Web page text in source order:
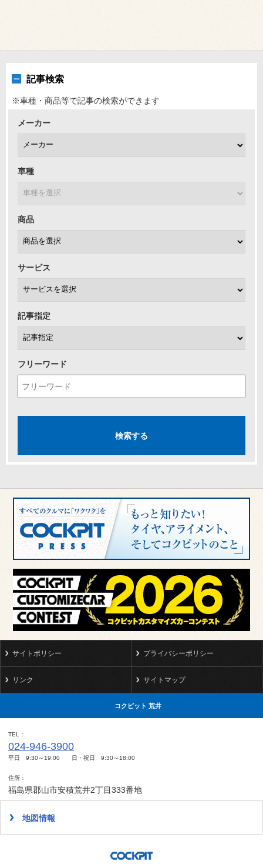
記事検索
※車種・商品等で記事の検索ができます
メーカー
車種
商品
サービス
記事指定
フリーワード
サイトポリシー プライバシーポリシー
リンク サイトマップ
コクピット 荒井
TEL
024-946-3900
平日 9:30～19:00 日・祝日 9:30～18:00
住所
福島県郡山市安積荒井2丁目333番地
地図情報